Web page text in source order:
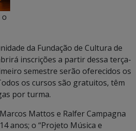
o
da Fundação de Cultura de
inscrições a partir dessa terça-
semestre serão oferecidos os
os cursos são gratuitos, têm
por turma.
Mattos e Ralfer Campagna
anos; o “Projeto Música e